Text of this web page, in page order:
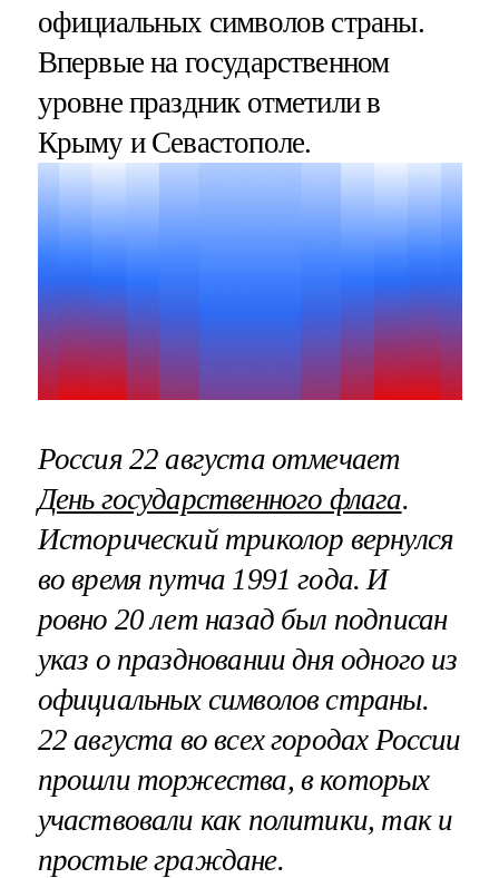
официальных символов страны.
Впервые на государственном
уровне праздник отметили в
Крыму и Севастополе.
Россия 22 августа отмечает
День государственного флага.
Исторический триколор вернулся
во время путча 1991 года. И
ровно 20 лет назад был подписан
указ о праздновании дня одного из
официальных символов страны.
22 августа во всех городах России
прошли торжества, в которых
участвовали как политики, так и
простые граждане.